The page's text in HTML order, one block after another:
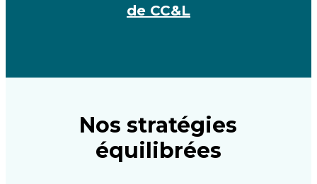
de CC&L
Nos stratégies
équilibrées